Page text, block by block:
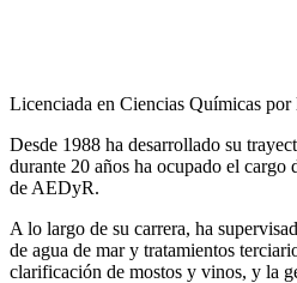
Licenciada en Ciencias Químicas
Desde 1988 ha desarrollado su
durante 20 años ha ocupado el
de AEDyR.
A lo largo de su carrera, ha
de agua de mar y tratamientos
clarificación de mostos y vinos, y la